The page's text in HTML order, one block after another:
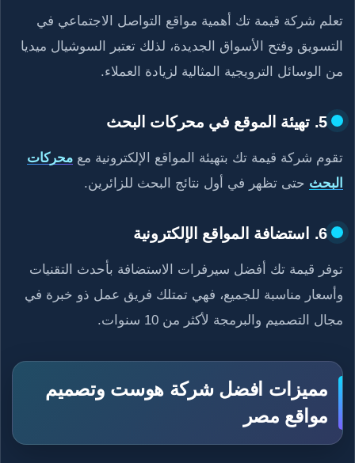
تعلم شركة قيمة تك أهمية مواقع التواصل الاجتماعي في
التسويق وفتح الأسواق الجديدة، لذلك تعتبر السوشيال ميديا
من الوسائل الترويجية المثالية لزيادة العملاء.
5. تهيئة الموقع في محركات البحث
تقوم شركة قيمة تك بتهيئة المواقع الإلكترونية مع محركات
البحث حتى تظهر في أول نتائج البحث للزائرين.
6. استضافة المواقع الإلكترونية
توفر قيمة تك أفضل سيرفرات الاستضافة بأحدث التقنيات
وأسعار مناسبة للجميع، فهي تمتلك فريق عمل ذو خبرة في
مجال التصميم والبرمجة لأكثر من 10 سنوات.
مميزات افضل شركة هوست وتصميم
مواقع مصر